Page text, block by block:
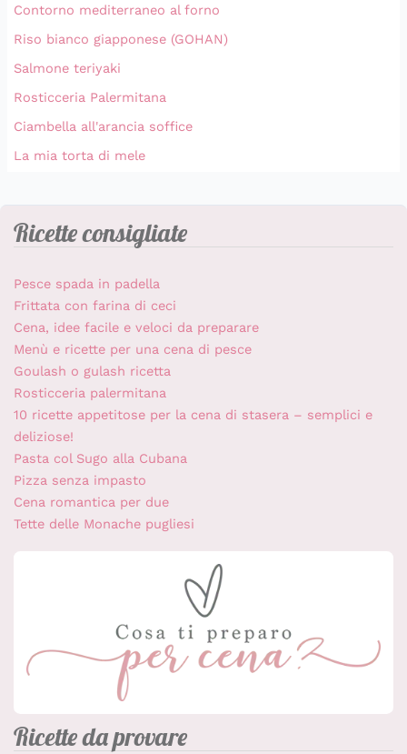
Contorno mediterraneo al forno
Riso bianco giapponese (GOHAN)
Salmone teriyaki
Rosticceria Palermitana
Ciambella all'arancia soffice
La mia torta di mele
Ricette consigliate
Pesce spada in padella
Frittata con farina di ceci
Cena, idee facile e veloci da preparare
Menù e ricette per una cena di pesce
Goulash o gulash ricetta
Rosticceria palermitana
10 ricette appetitose per la cena di stasera – semplici e
deliziose!
Pasta col Sugo alla Cubana
Pizza senza impasto
Cena romantica per due
Tette delle Monache pugliesi
Ricette da provare